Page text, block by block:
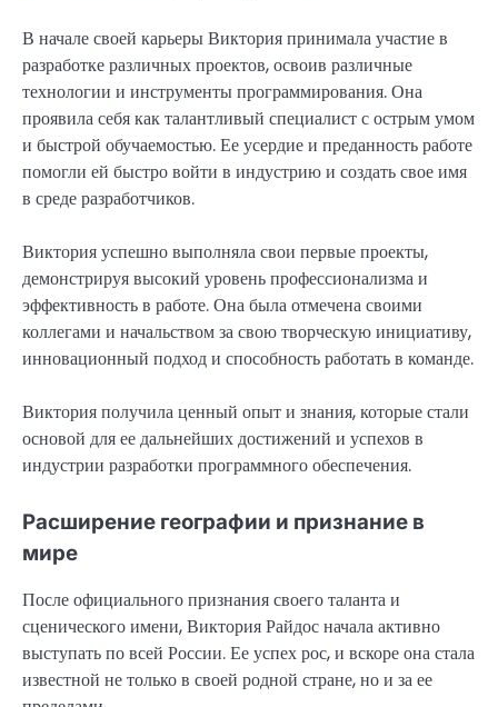
В начале своей карьеры Виктория принимала участие в
разработке различных проектов, освоив различные
технологии и инструменты программирования. Она
проявила себя как талантливый специалист с острым умом
и быстрой обучаемостью. Ее усердие и преданность работе
помогли ей быстро войти в индустрию и создать свое имя
в среде разработчиков.
Виктория успешно выполняла свои первые проекты,
демонстрируя высокий уровень профессионализма и
эффективность в работе. Она была отмечена своими
коллегами и начальством за свою творческую инициативу,
инновационный подход и способность работать в команде.
Виктория получила ценный опыт и знания, которые стали
основой для ее дальнейших достижений и успехов в
индустрии разработки программного обеспечения.
Расширение географии и признание в
мире
После официального признания своего таланта и
сценического имени, Виктория Райдос начала активно
выступать по всей России. Ее успех рос, и вскоре она стала
известной не только в своей родной стране, но и за ее